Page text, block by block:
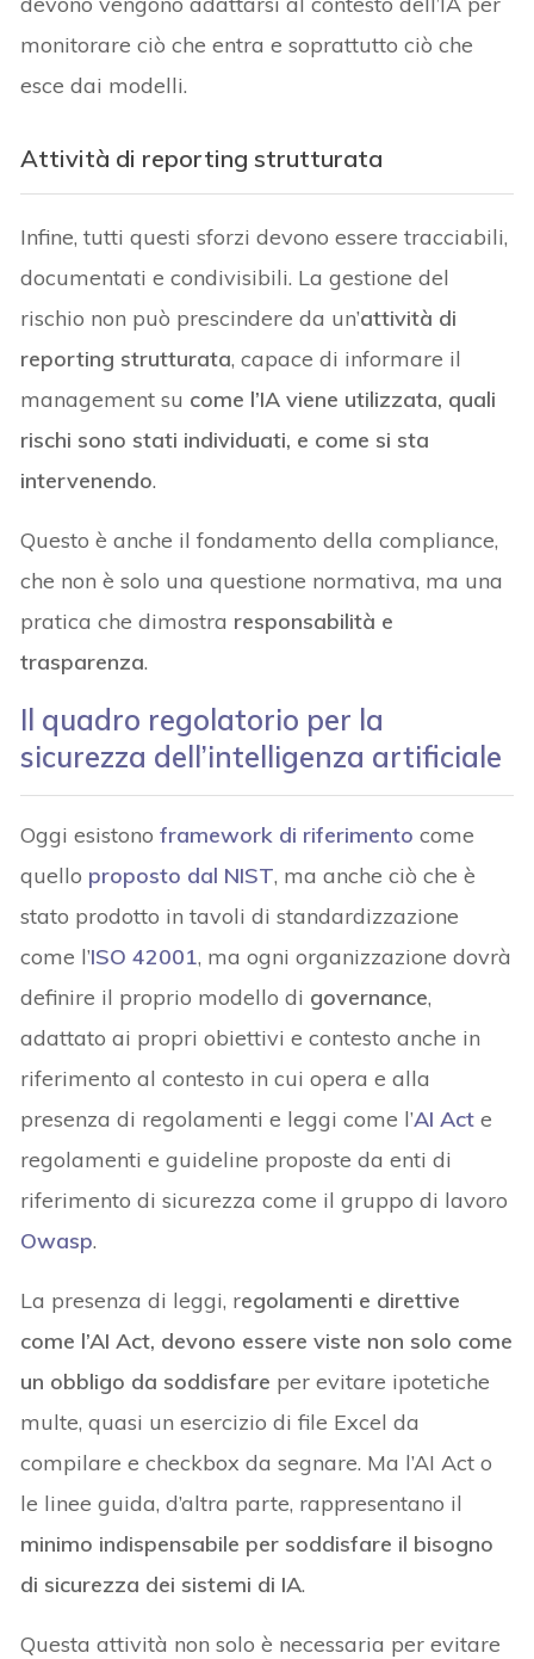
monitorare ciò che entra e soprattutto ciò che
esce dai modelli.
Attività di reporting strutturata
Infine, tutti questi sforzi devono essere tracciabili,
documentati e condivisibili. La gestione del
rischio non può prescindere da un’attività di
reporting strutturata, capace di informare il
management su come l’IA viene utilizzata, quali
rischi sono stati individuati, e come si sta
intervenendo.
Questo è anche il fondamento della compliance,
che non è solo una questione normativa, ma una
pratica che dimostra responsabilità e
trasparenza.
Il quadro regolatorio per la
sicurezza dell’intelligenza artificiale
Oggi esistonoframework di riferimento come
quello proposto dal NIST, ma anche ciò che è
stato prodotto in tavoli di standardizzazione
come l’ISO 42001, ma ogni organizzazione dovrà
definire il proprio modello di governance,
adattato ai propri obiettivi e contesto anche in
riferimento al contesto in cui opera e alla
presenza di regolamenti e leggi come l’AI Act e
regolamenti e guideline proposte da enti di
riferimento di sicurezza come il gruppo di lavoro
Owasp.
La presenza di leggi, regolamenti e direttive
come l’AI Act, devono essere viste non solo come
un obbligo da soddisfare per evitare ipotetiche
multe, quasi un esercizio di file Excel da
compilare e checkbox da segnare. Ma l’AI Act o
le linee guida, d’altra parte, rappresentano il
minimo indispensabile per soddisfare il bisogno
di sicurezza dei sistemi di IA.
Questa attività non solo è necessaria per evitare